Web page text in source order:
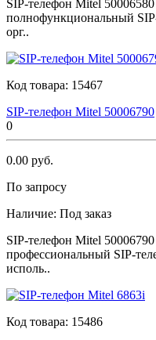
SIР-телефон Мitеl 50006580
полнофункциональный
орг..
Код товара: 15467
SIР-телефон Мitеl 50006790
0
0.00 руб.
По запросу
Наличие: Под заказ
SIР-телефон Мitеl 50006790
профессиональный SIP-
исполь..
Код товара: 15486